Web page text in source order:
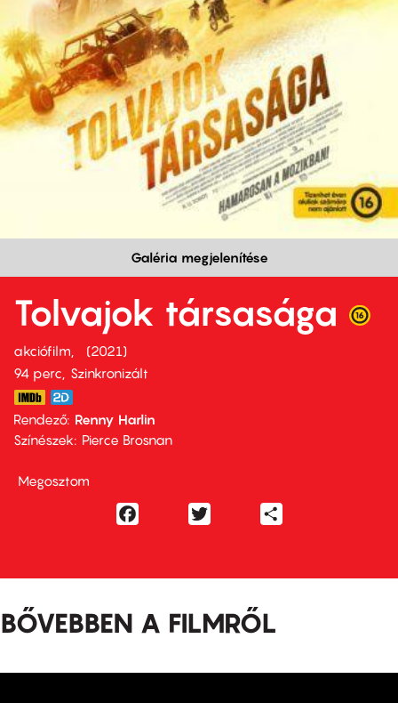
Galéria megjelenítése
Tolvajok társasága
akciófilm
2021
94 perc,
Szinkronizált
Rendező Renny Harlin
Színészek
Pierce Brosnan
Megosztom
Facebook
BŐVEBBEN A FILMRŐL